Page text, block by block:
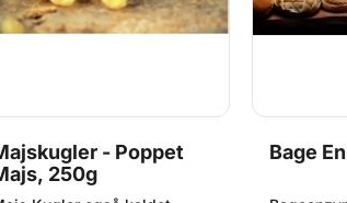
- Poppet
250g
Bage